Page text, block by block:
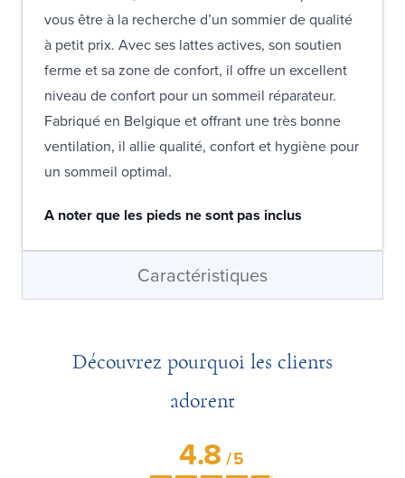
vous être à la recherche d’un sommier de qualité
à petit prix. Avec ses lattes actives, son soutien
ferme et sa zone de confort, il offre un excellent
niveau de confort pour un sommeil réparateur.
Fabriqué en Belgique et offrant une très bonne
ventilation, il allie qualité, confort et hygiène pour
un sommeil optimal.
A noter que les pieds ne sont pas inclus
Caractéristiques
Découvrez pourquoi les clients
adorent
4.8/5